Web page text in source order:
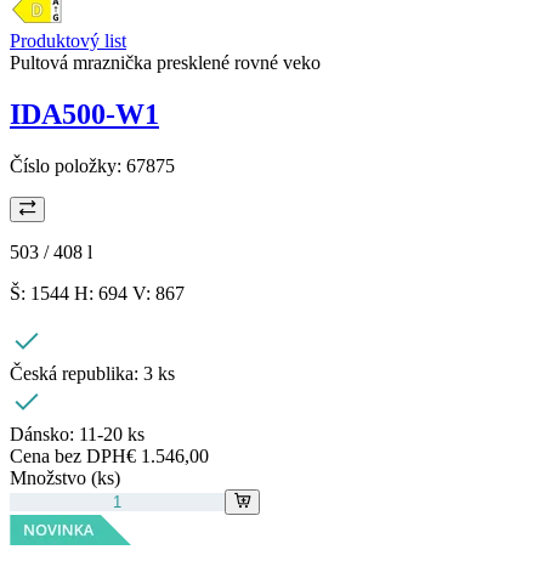
Produktový list
Pultová mraznička presklené rovné veko
IDA500-W1
Číslo položky: 67875
503 / 408 l
Š: 1544 H: 694 V: 867
Česká republika: 3 ks
Dánsko: 11-20 ks
Cena bez DPH€ 1.546,00
Množstvo (ks)